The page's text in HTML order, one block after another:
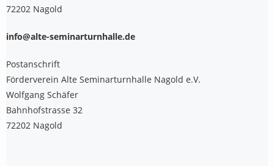
72202 Nagold
info@alte-seminarturnhalle.de
Postanschrift
Förderverein Alte Seminarturnhalle Nagold e.V.
Wolfgang Schäfer
Bahnhofstrasse 32
72202 Nagold